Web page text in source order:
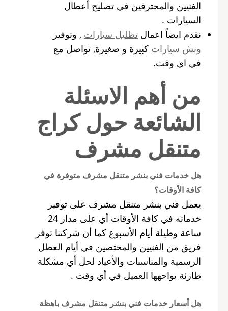
الفنيين والمحترفين في تصليح أعطال
السيارات .
نقدم ايضاً اعمال تظليل سيارات , وتوفير
ونش سيارات كبيرة و صغيرة, تواصل مع
في اي وقت.
من أهم الاسئلة
الشائعة حول كراج
متنقل مشرف
هل خدمات فني بنشر متنقل مشرف متوفرة في
كافة الأوقات؟
يعمل فني بنشر متنقل مشرف على توفير
خدماته في كافة الأوقات أي على مدار 24
ساعة وطيلة أيام الأسبوع كما أن شركتنا توفر
فريق من الفنيين والمختصين في أيام العطل
الرسمية والمناسبات والأعياد لحل أي مشكلة
طارئة يواجهها العميل في أي وقت .
هل أسعار خدمات فني بنشر متنقل مشرف باهظة